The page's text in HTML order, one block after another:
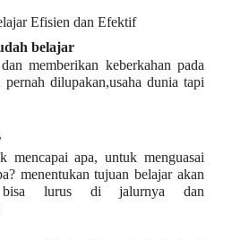
Efisien dan Efektif
belajar
memberikan keberkahan pada
dilupakan,usaha dunia tapi
mencapai apa, untuk menguasai
menentukan tujuan belajar akan
bisa lurus di jalurnya dan